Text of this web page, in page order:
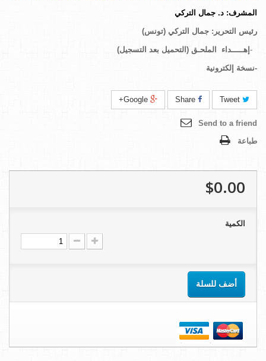
المشرف: د. جمال التركي
رئيس التحرير : جمال التركي (تونس)
- إهـــــداء الملحـق (التحميل بعد التسجيل)
-نسخة إلكترونية
Send to a friend
طباعة
$0.00
الكمية
أضف للسلة